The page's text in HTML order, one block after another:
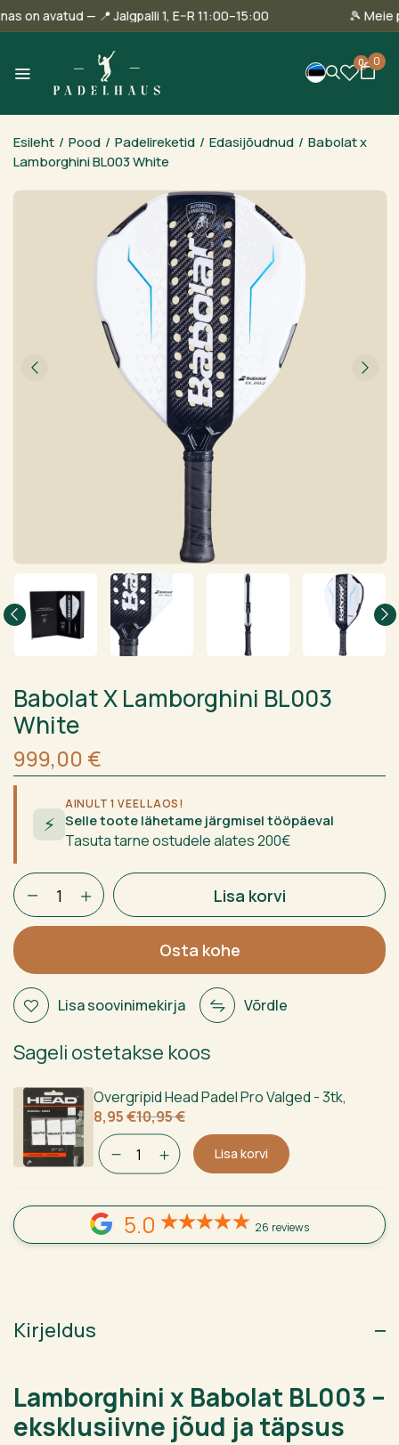
on avatud — 📍 Jalgpalli 1, E–R 11:00–15:00 🎾
0 0
Esileht / Pood / Padelireketid / Edasijõudnud / Babolat x
Lamborghini BL003 White
Babolat X Lamborghini BL003
White
999,00 €
⚡
AINULT 1 VEEL LAOS!
Selle toote lähetame järgmisel tööpäeval
Tasuta tarne ostudele alates 200€
Babolat
x
Lamborghini
BL003
White
kogus
Lisa korvi
Osta kohe
Lisa soovinimekirja Võrdle
Sageli ostetakse koos
Overgripid Head Padel Pro Valged - 3tk,
10,95€
Algne
hind
oli:
10,95 €.
8,95€
Current
price
is:
8,95 €.
Lisa korvi
5.0 26 reviews
Kirjeldus
Lamborghini x Babolat BL003 –
eksklusiivne jõud ja täpsus